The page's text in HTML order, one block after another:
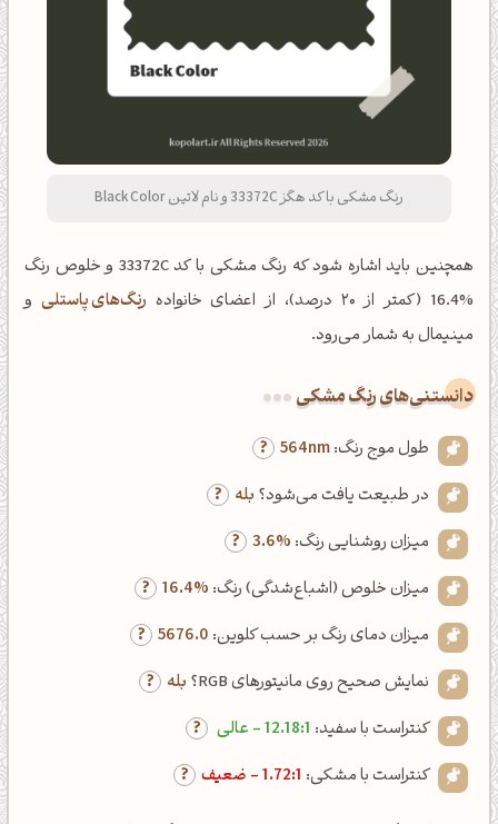
رنگ مشکی با کد هگز 33372C و نام لاتین Black Color
همچنین باید اشاره شود که رنگ مشکی با کد 33372C و خلوص رنگ
%16.4 (کمتر از ۲۰ درصد)، از اعضای خانواده
رنگ‌های پاستلی و
مینیمال به شمار می‌رود.
دانستنی‌های رنگ مشکی
طول موج رنگ:564nm
در طبیعت یافت می‌شود؟ بله
میزان روشنایی رنگ: 3.6%
میزان خلوص (اشباع‌شدگی) رنگ: 16.4%
میزان دمای رنگ بر حسب کلوین: 5676.0
نمایش صحیح روی مانیتورهای RGB؟
بله
کنتراست با سفید: 12.18:1 - عالی
کنتراست با مشکی: 1.72:1 - ضعیف